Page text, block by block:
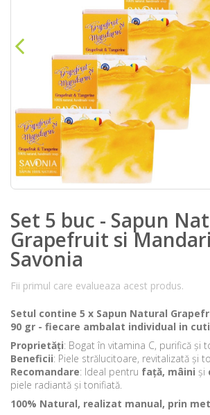
Set 5 buc - Sapun
Grapefruit si
Savonia
Fii primul care evalueaza acest produs.
Setul contine 5 x Sapun Natural
90 gr - fiecare ambalat individual in
Proprietăți: Bogat în vitamina C, purifică și
Beneficii: Piele strălucitoare, revitalizată și
Recomandare: Ideal pentru față, mâini și
piele radiantă și tonifiată.
100% Natural, realizat manual, prin